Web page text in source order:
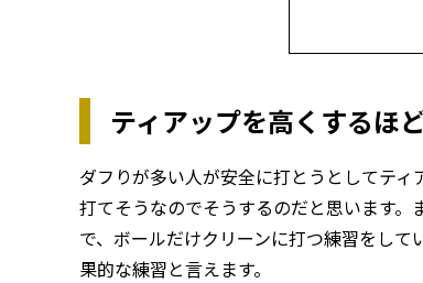
ティアップを高くするほ
ダフりが多い人が安全に打とうとしてテ
打てそうなのでそうするのだと思います
で、ボールだけクリーンに打つ練習をし
果的な練習と言えます。